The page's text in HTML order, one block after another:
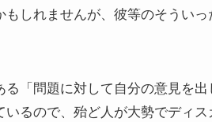
しれませんが、彼等のそうい
「問題に対して自分の意見を
るので、殆ど人が大勢でディ